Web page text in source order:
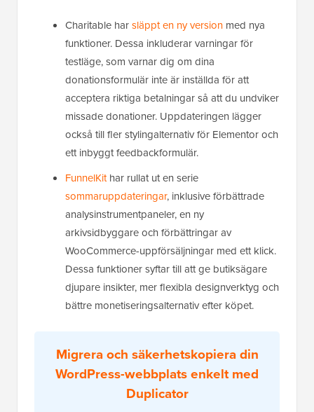
Charitable harsläppt en ny version med nya
funktioner. Dessa inkluderar varningar för
testläge, som varnar dig om dina
donationsformulär inte är inställda för att
acceptera riktiga betalningar så att du undviker
missade donationer. Uppdateringen lägger
också till fler stylingalternativ för Elementor och
ett inbyggt feedbackformulär.
FunnelKithar rullat ut en serie
sommaruppdateringar, inklusive förbättrade
analysinstrumentpaneler, en ny
arkivsidbyggare och förbättringar av
WooCommerce-uppförsäljningar med ett klick.
Dessa funktioner syftar till att ge butiksägare
djupare insikter, mer flexibla designverktyg och
bättre monetiseringsalternativ efter köpet.
Migrera och säkerhetskopiera din
WordPress-webbplats enkelt med
Duplicator